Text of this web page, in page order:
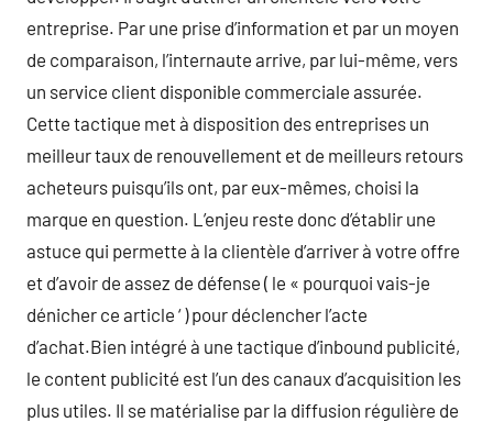
entreprise. Par une prise d’information et par un moyen
de comparaison, l’internaute arrive, par lui-même, vers
un service client disponible commerciale assurée.
Cette tactique met à disposition des entreprises un
meilleur taux de renouvellement et de meilleurs retours
acheteurs puisqu’ils ont, par eux-mêmes, choisi la
marque en question. L’enjeu reste donc d’établir une
astuce qui permette à la clientèle d’arriver à votre offre
et d’avoir de assez de défense ( le « pourquoi vais-je
dénicher ce article ‘ ) pour déclencher l’acte
d’achat.Bien intégré à une tactique d’inbound publicité,
le content publicité est l’un des canaux d’acquisition les
plus utiles. Il se matérialise par la diffusion régulière de